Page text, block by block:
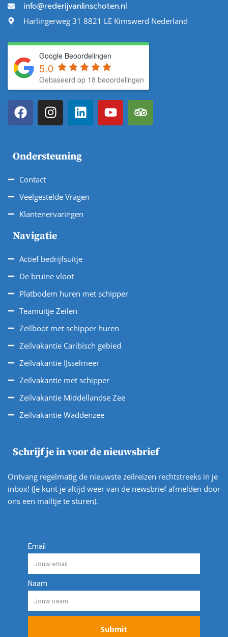
info@rederijvanlinschoten.nl
Harlingerweg 31 8821 LE Kimswerd Nederland
Google Beoordelingen
5.0
Gebaseerd op 18 beoordelingen
Ondersteuning
Contact
Veelgestelde Vragen
Klantenervaringen
Navigatie
Actief bedrijfsuitje
De bruine vloot
Platbodem huren met schipper
Teamuitje Zeilen
Zeilboot met schipper huren
Zeilvakantie Caribisch gebied
Zeilvakantie IJsselmeer
Zeilvakantie met schipper
Zeilvakantie Middellandse Zee
Zeilvakantie Waddenzee
Schrijf je in voor de nieuwsbrief
Ontvang regelmatig de nieuwste zeilreizen rechtstreeks in je
inbox! (Je kunt je altijd weer van de newsbrief afmelden door
ons een mailtje te sturen).